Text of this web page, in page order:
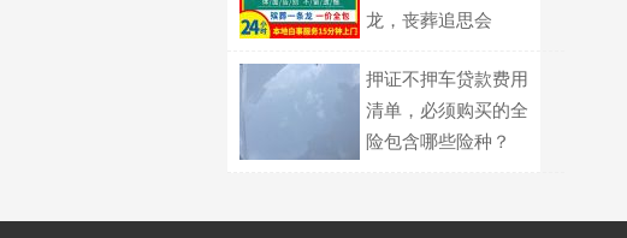
龙，丧葬追思会
押证不押车贷款费用
清单，必须购买的全
险包含哪些险种？